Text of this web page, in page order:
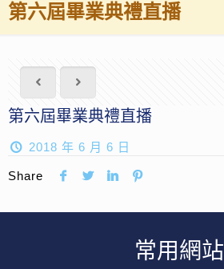
第六屆畢業典禮直播
第六屆畢業典禮直播
2018 年 6 月 6 日
Share
常用網站